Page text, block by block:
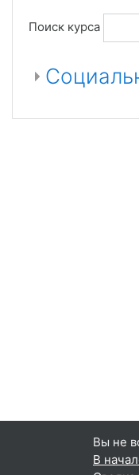
Поиск курса
Вы не
В